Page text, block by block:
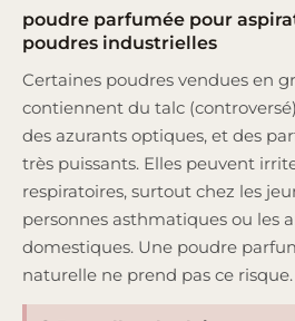
poudre parfumée pour
poudres industrielles
Certaines poudres vendues en
contiennent du talc
des azurants optiques, et des
très puissants. Elles peuvent
respiratoires, surtout chez les
personnes asthmatiques ou les
domestiques. Une poudre
naturelle ne prend pas ce risque.